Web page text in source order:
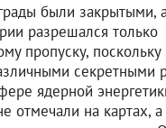
были закрытыми,
разрешался только
пропуску, поскольку
секретными
ядерной
отмечали на картах,